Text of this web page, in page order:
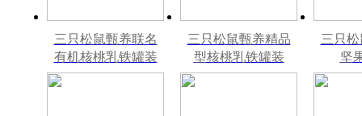
三只松鼠甄养联名
有机核桃乳铁罐装
240ml*12罐礼盒
三只松鼠甄养精品
型核桃乳铁罐装
240ml*12罐
三只
坚